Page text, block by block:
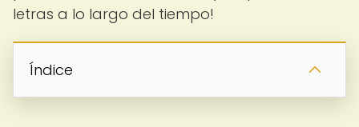
letras a lo largo del tiempo!
Índice